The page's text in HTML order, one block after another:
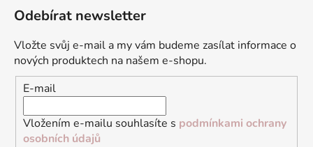
Odebírat newsletter
Vložte svůj e-mail a my vám budeme zasílat informace o
nových produktech na našem e-shopu.
E-mail
Vložením e-mailu souhlasíte s podmínkami ochrany
osobních údajů